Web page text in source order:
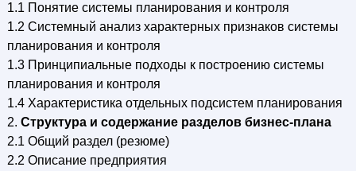
1.1 Понятие системы планирования и контроля
1.2 Системный анализ характерных признаков системы
планирования и контроля
1.3 Принципиальные подходы к построению системы
планирования и контроля
1.4 Характеристика отдельных подсистем планирования
2. Структура и содержание разделов бизнес-плана
2.1 Общий раздел (резюме)
2.2 Описание предприятия